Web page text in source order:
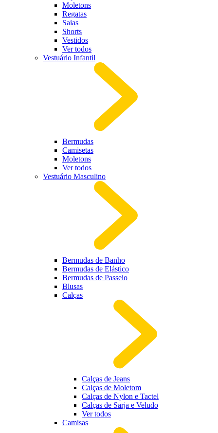
Moletons
Regatas
Saias
Shorts
Vestidos
Ver todos
Vestuário Infantil
Bermudas
Camisetas
Moletons
Ver todos
Vestuário Masculino
Bermudas de Banho
Bermudas de Elástico
Bermudas de Passeio
Blusas
Calças
Calças de Jeans
Calças de Moletom
Calças de Nylon e Tactel
Calças de Sarja e Veludo
Ver todos
Camisas